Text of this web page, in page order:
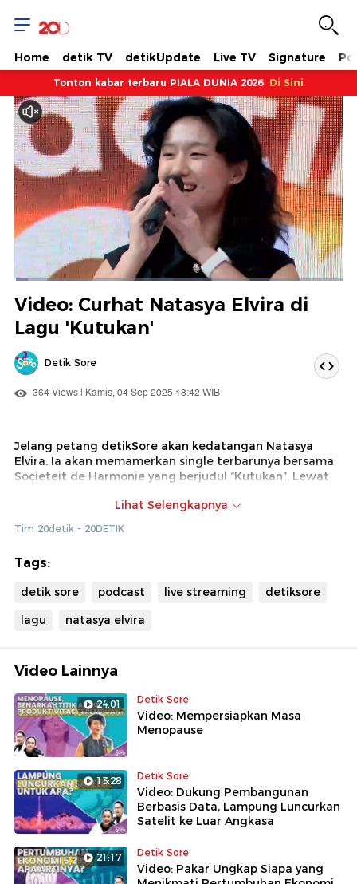
Home detik TV detikUpdate Live TV Signature
Tonton kabar terbaru PIALA DUNIA 2026 Di Sini
Berhenti
Suara
Hidup
Dimuat:
Video: Curhat Natasya Elvira di
Lagu 'Kutukan'
Detik Sore
364 Views | Kamis, 04 Sep 2025 18:42 WIB
Jelang petang detikSore akan kedatangan Natasya
Elvira. Ia akan memamerkan single terbarunya bersama
Societeit de Harmonie yang berjudul “Kutukan”. Lewat
ingin membeberkan situasi lingkaran hubungan toksik
yang penuh ketegangan.
bergaya vintage ini? Simak obrolan seru dan
Lihat Selengkapnya
Tim 20detik - 20DETIK
Tags:
detik sore podcast live streaming
detiksore
lagu
natasya elvira
Video Lainnya
24:01 Detik Sore
Video: Mempersiapkan Masa
Menopause
13:28 Detik Sore
Video: Dukung Pembangunan
Berbasis Data, Lampung Luncurkan
Satelit ke Luar Angkasa
21:17 Detik Sore
Video: Pakar Ungkap Siapa yang